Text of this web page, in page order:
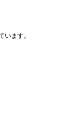
います。